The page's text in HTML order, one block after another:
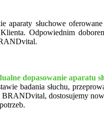
aparaty słuchowe
Odpowiednim
dopasowanie aparatu
badania słuchu,
BRANDvital, dostosujemy